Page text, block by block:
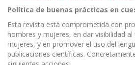
Política de buenas prácticas en
Esta revista está comprometida con
hombres y mujeres, en dar visibilidad
mujeres, y en promover el uso del
publicaciones científicas.